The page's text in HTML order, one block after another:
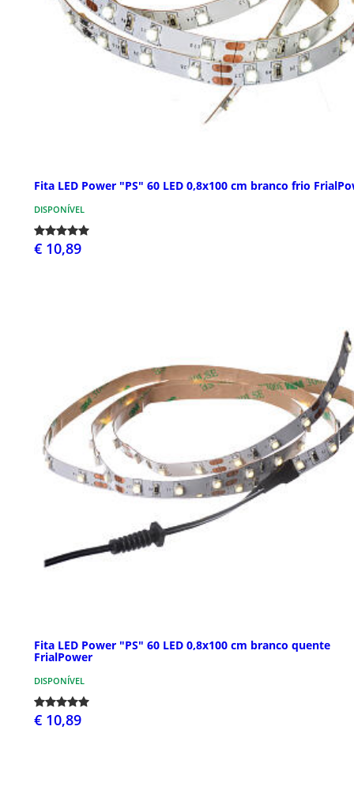
Fita LED Power "PS" 60 LED 0,8x100 cm branco frio
DISPONÍVEL
€ 10,89
Fita LED Power "PS" 60 LED 0,8x100 cm branco quente
FrialPower
DISPONÍVEL
€ 10,89